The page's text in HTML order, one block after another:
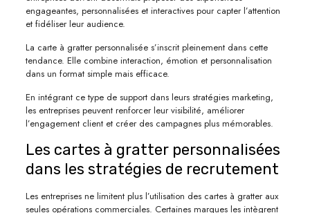
engageantes, personnalisées et interactives pour capter l’attention
et fidéliser leur audience.
La carte à gratter personnalisée s’inscrit pleinement dans cette
tendance. Elle combine interaction, émotion et personnalisation
dans un format simple mais efficace.
En intégrant ce type de support dans leurs stratégies marketing,
les entreprises peuvent renforcer leur visibilité, améliorer
l’engagement client et créer des campagnes plus mémorables.
Les cartes à gratter personnalisées
dans les stratégies de recrutement
Les entreprises ne limitent plus l’utilisation des cartes à gratter aux
seules opérations commerciales. Certaines marques les intègrent